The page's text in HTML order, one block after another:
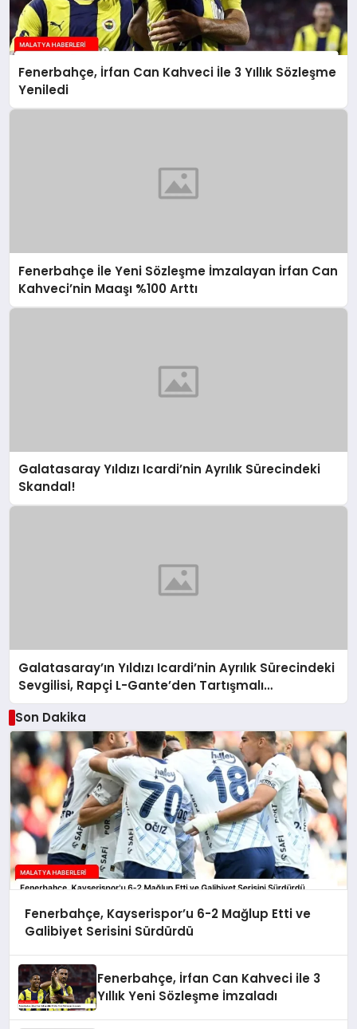
Fenerbahçe, İrfan Can Kahveci İle 3 Yıllık Sözleşme
Yeniledi
Fenerbahçe İle Yeni Sözleşme İmzalayan İrfan Can
Kahveci’nin Maaşı %100 Arttı
Galatasaray Yıldızı Icardi’nin Ayrılık Sürecindeki
Skandal!
Galatasaray’ın Yıldızı Icardi’nin Ayrılık Sürecindeki
Sevgilisi, Rapçi L-Gante’den Tartışmalı
Açıklamalar
Son Dakika
Fenerbahçe, Kayserispor’u 6-2 Mağlup Etti ve
Galibiyet Serisini Sürdürdü
Fenerbahçe, İrfan Can Kahveci ile 3
Yıllık Yeni Sözleşme İmzaladı